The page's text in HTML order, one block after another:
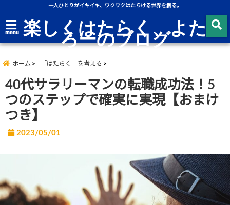
一人ひとりがイキイキ、ワクワクはたらける世界を創る。
menu 楽しくはたらく、よた
ろーのブログ
ホーム 「はたらく」を考える
40代サラリーマンの転職成功法！5
つのステップで確実に実現【おまけ
つき】
2023/05/01